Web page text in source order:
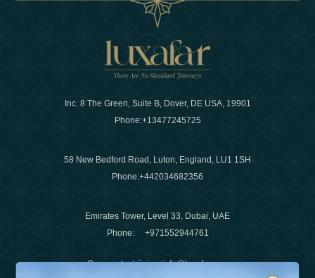
Inc. 8 The Green, Suite B, Dover, DE USA, 19901
Phone:+13477245725
58 New Bedford Road, Luton, England, LU1 1SH
Phone:+442034682356
Emirates Tower, Level 33, Dubai, UAE
Phone: +971552944761
Correo electrónico:info@luxafar.com
¿Le gustaría saber más sobre las últimas tendencias en
Suscríbete a nuestro boletín y mantente actualizado